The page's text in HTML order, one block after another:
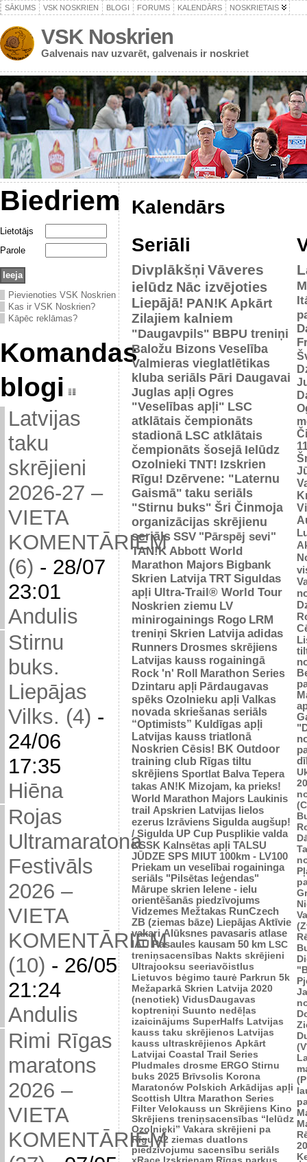
SĀKUMS VSK NOSKRIEN BLOGI FORUMS KALENDĀRS NOSKRIETAIS
VSK Noskrien
Galvenais nav uzvarēt, galvenais ir noskriet
Biedriem
Lietotājs
Parole
Pievienoties VSK Noskrien
Kas ir VSK Noskrien?
Kāpēc reklāmas?
Komandas
blogi
Latvijas
taku
skrējieni
2026-27 –
VIETA
KOMENTĀRIEM
(6) - 28/07
23:01
Andulis
Stirnu
buks.
Liepājas
Vilks. (4) -
24/06
17:35
Hiēna
Rojas
Ultramaratona
Festivāls
2026 –
VIETA
KOMENTĀRIEM
(10) - 26/05
21:24
Andulis
Rimi Rīgas
maratons
2026 –
VIETA
KOMENTĀRIEM
Kalendārs
Seriāli
Divplākšņi Vāveres
ielūdz Nāc izvējoties
Liepājā! PAN!K Apkārt
Zilajiem kalniem
"Daugavpils" BBPU treniņi
Baložu BizonsVeselība
Valmieras vieglatlētikas
kluba seriāls Pāri Daugavai
Juglas apļi Ogres
"Veselības apļi" LSC
atklātais čempionāts
stadionā LSC atklātais
čempionāts šosejā Ielūdz
Ozolnieki TNT! Izskrien
Rīgu! Dzērvene: "Laternu
Gaismā" taku seriāls
"Stirnu buks" Šri Činmoja
organizācijas skrējienu
seriāls SSV "Pārspēj sevi"
TAN!K Abbott World
Marathon Majors Bigbank
Skrien Latvija TRT Siguldas
apļi Ultra-Trail® World Tour
Noskrien ziemu LV
minirogainings Rogo LRM
treniņi Skrien Latvija adidas
Runners Drosmes skrējiens
Latvijas kauss rogainingā
Rock 'n' Roll Marathon Series
Dzintaru apļi Pārdaugavas
spēks Ozolnieku apļi Valkas
novada skriešanas seriāls
“Optimists” Kuldīgas apļi
Latvijas kauss triatlonā
Noskrien Cēsis! BK Outdoor
training club Rīgas tiltu
skrējiens Sportlat Balva Tepera
takas AN!K Mizojam, ka prieks!
World Marathon Majors Laukinis
trail Apskrien Latvijas lielos
ezerus Izrāviens Sigulda augšup!
/ Sigulda UP Cup Pusplikie valda
KSSK Kalnsētas apļi TALSU
JŪDZE SPS MIUT 100km - LV100
Priekam un veselībai rogaininga
seriāls "Pilsētas leģendas"
Mārupe skrien Ielene - ielu
orientēšanās piedzīvojums
Vidzemes Mežtakas RunCzech
ZB (ziemas bāze) Liepājas Aktīvie
vakari Alūksnes pavasaris atlase
IAU Pasaules kausam 50 km LSC
treniņsacensības Nakts skrējieni
Ultrajooksu seeriavõistlus
Lietuvos bėgimo taurė Parkrun 5k
Mežaparkā Skrien Latvija 2020
(nenotiek) VidusDaugavas
koptreniņi Suunto nedēļas
izaicinājums SuperHalfs Latvijas
kauss taku skrējienos Latvijas
kauss ultraskrējienos Apkārt
Latvijai Coastal Trail Series
Pludmales drosme ERGO Stirnu
buks 2025 Brīvsolis Korona
Maratonów Polskich Arkādijas apļi
Scottish Ultra Marathon Series
Filter Velokauss un Skrējiens Kino
Skrējiens treniņsacensības “Ielūdz
Ozolnieki” Vakara skrējieni pa
Rīgu A2 ziemas duatlons
piedzīvojumu sacensību seriāls